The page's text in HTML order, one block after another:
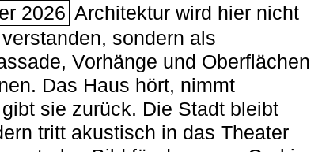
2026 Architektur wird hier nicht
sondern als
Vorhänge und Oberflächen
Das Haus hört, nimmt
sie zurück. Die Stadt bleibt
tritt akustisch in das Theater